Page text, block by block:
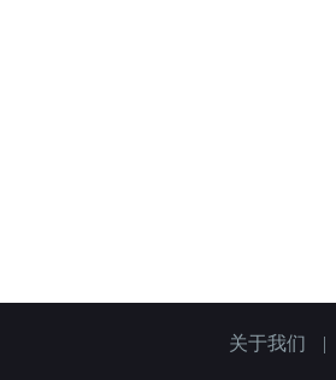
关于我们 |